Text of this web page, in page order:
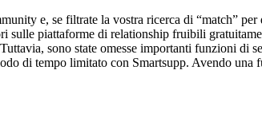
e, se filtrate la vostra ricerca di “match”
piattaforme di relationship fruibili
sono state omesse importanti funzioni di
di tempo limitato con Smartsupp. Avendo una